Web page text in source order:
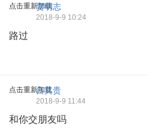
点击重新加载
贾明志
2018-9-9 10:24
路过
点击重新加载
吕其贵
2018-9-9 11:44
和你交朋友吗